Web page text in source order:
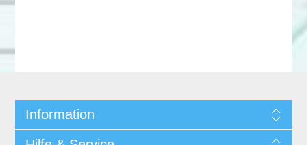
Information